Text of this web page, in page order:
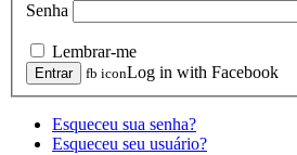
Senha
Lembrar-me
fb iconLog in with Facebook
Esqueceu sua senha?
Esqueceu seu usuário?